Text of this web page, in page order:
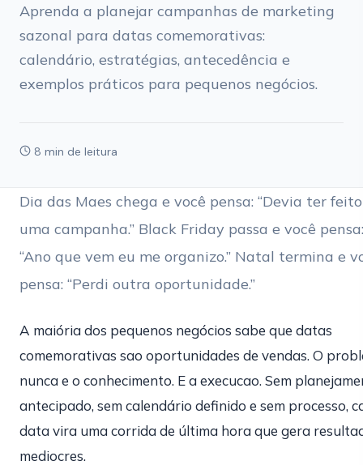
Aprenda a planejar campanhas de marketing
sazonal para datas comemorativas:
calendário, estratégias, antecedência e
exemplos práticos para pequenos negócios.
8 min de leitura
Dia das Maes chega e você pensa: “Devia ter feito
uma campanha.” Black Friday passa e você pensa:
“Ano que vem eu me organizo.” Natal termina e
pensa: “Perdi outra oportunidade.”
A maiória dos pequenos negócios sabe que datas
comemorativas sao oportunidades de vendas. O
nunca e o conhecimento. E a execucao. Sem
antecipado, sem calendário definido e sem processo,
data vira uma corrida de última hora que gera
mediocres.